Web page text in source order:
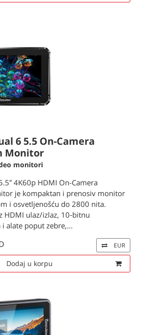
6 5.5 On-Camera
Monitor
monitori
4K60p HDMI On-Camera
je kompaktan i prenosiv monitor
i osvetljenošću do 2800 nita.
HDMI ulaz/izlaz, 10‑bitnu
alate poput zebre,...
EUR
Dodaj u korpu